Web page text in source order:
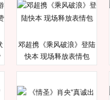
邓超携《乘风破浪》登陆
快本 现场释放表情包